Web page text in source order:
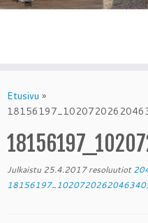
to
content
Etusivu »
Julkaistu 25.4.2017resoluutiot